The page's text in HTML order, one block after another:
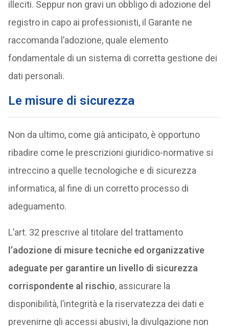
illeciti. Seppur non gravi un obbligo di adozione del
registro in capo ai professionisti, il Garante ne
raccomanda l’adozione, quale elemento
fondamentale di un sistema di corretta gestione dei
dati personali.
Le misure di sicurezza
Non da ultimo, come già anticipato, è opportuno
ribadire come le prescrizioni giuridico-normative si
intreccino a quelle tecnologiche e di sicurezza
informatica, al fine di un corretto processo di
adeguamento.
L’art. 32 prescrive al titolare del trattamento
l’adozione di misure tecniche ed organizzative
adeguate per garantire un livello di sicurezza
corrispondente al rischio, assicurare la
disponibilità, l’integrità e la riservatezza dei dati e
prevenirne gli accessi abusivi, la divulgazione non